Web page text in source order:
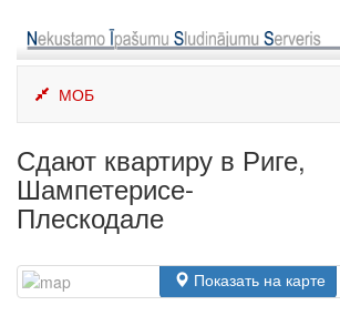
content
МОБ
Сдают квартиру в Риге,
Шампетерисе-
Плескодале
Показать на карте